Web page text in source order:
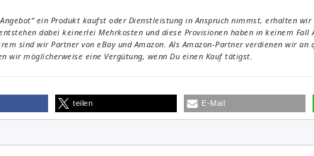
ein Produkt kaufst oder Dienstleistung in Anspruch nimmst, erhalten
dabei keinerlei Mehrkosten und diese Provisionen haben in keinem Fall
sind wir Partner von eBay und Amazon. Als Amazon-Partner verdienen wir
wir möglicherweise eine Vergütung, wenn Du einen Kauf tätigst.
teilen E-Mail